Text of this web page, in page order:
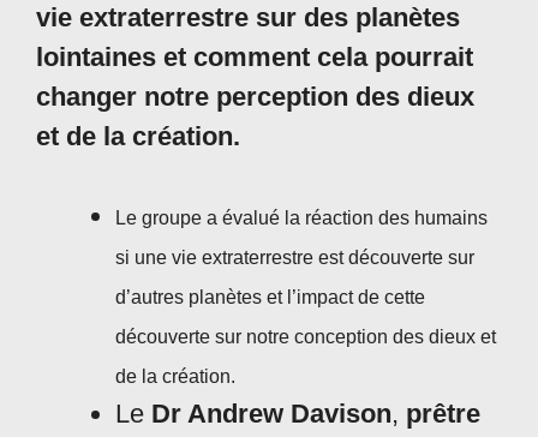
vie extraterrestre sur des planètes
lointaines et comment cela pourrait
changer notre perception des dieux
et de la création.
Le groupe a évalué la réaction des humains
si une vie extraterrestre est découverte sur
d’autres planètes et l’impact de cette
découverte sur notre conception des dieux et
de la création.
Le Dr Andrew Davison, prêtre